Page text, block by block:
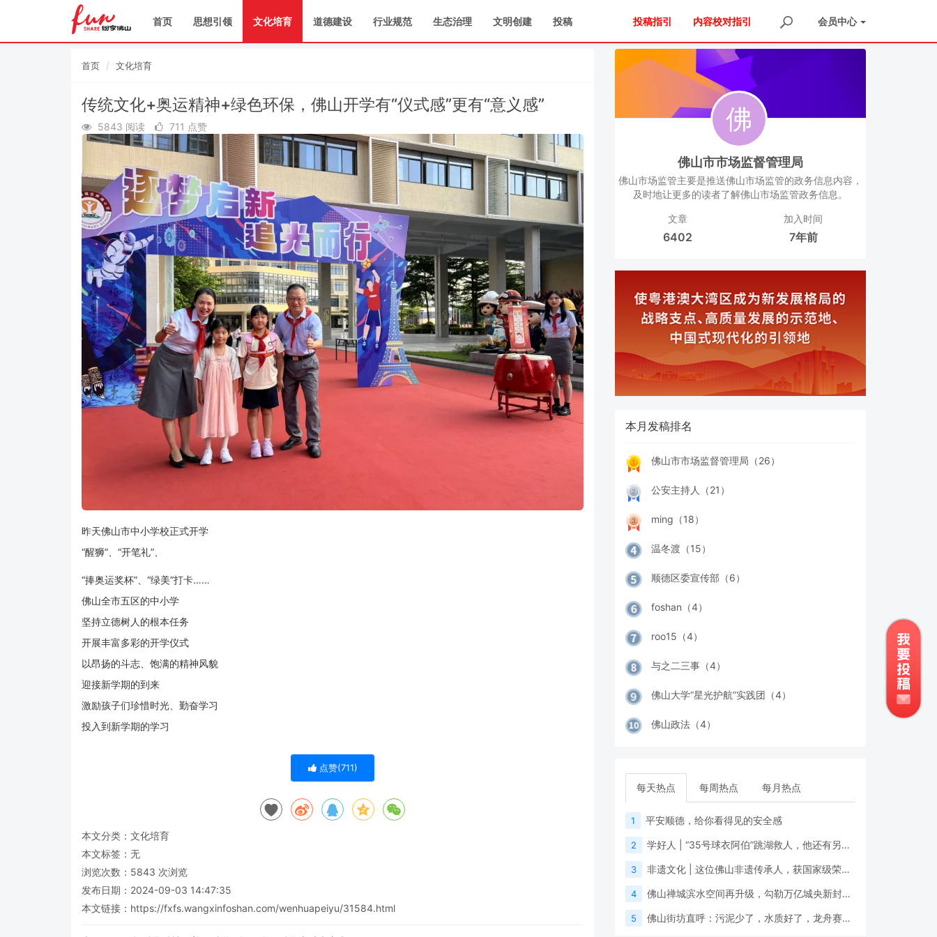
投稿指引 内容校对指引 会员中心
首页 思想引领 文化培育 道德建设 行业规范 生态治理 文明创建 投稿
首页 文化培育
传统文化+奥运精神+绿色环保，佛山开学有“仪式感”更有“意义感”
5843 阅读 711 点赞
昨天佛山市中小学校正式开学
“醒狮”、“开笔礼”、
“捧奥运奖杯”、“绿美”打卡……
佛山全市五区的中小学
坚持立德树人的根本任务
开展丰富多彩的开学仪式
以昂扬的斗志、 饱满的精神风貌
迎接新学期的到来
激励孩子们珍惜时光、勤奋学习
投入到新学期的学习
点赞(711)
本文分类： 文化培育
本文标签：无
浏览次数： 5843 次浏览
发布日期：2024-09-03 14:47:35
本文链接： https://fxfs.wangxinfoshan.com/wenhuapeiyu/31584.html
佛山市市场监督管理局
佛山市场监管主要是推送佛山市场监管的政务信息内容，
及时地让更多的读者了解佛山市场监管政务信息。
文章
6402
加入时间
7年前
本月发稿排名
佛山市市场监督管理局（26）
公安主持人（21）
ming（18）
温冬渡（15）
顺德区委宣传部（6）
foshan（4）
roo15（4）
与之二三事（4）
佛山大学“星光护航”实践团（4）
佛山政法（4）
每天热点 每周热点 每月热点
1 平安顺德，给你看得见的安全感
2 学好人 | “35号球衣阿伯”跳湖救人，他还有另一个身份
3 非遗文化 | 这位佛山非遗传承人，获国家级荣誉！
4 佛山禅城滨水空间再升级，勾勒万亿城央新封面！
5 佛山街坊直呼：污泥少了，水质好了，龙舟赛更有“睇头”！